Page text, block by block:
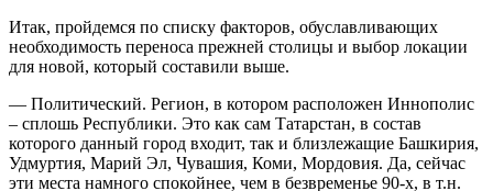
Итак, пройдемся по списку факторов, обуславливающих
необходимость переноса прежней столицы и выбор локации
для новой, который составили выше.
— Политический. Регион, в котором расположен Иннополис
– сплошь Республики. Это как сам Татарстан, в состав
которого данный город входит, так и близлежащие Башкирия,
Удмуртия, Марий Эл, Чувашия, Коми, Мордовия. Да, сейчас
эти места намного спокойнее, чем в безвременье 90-х, в т.н.